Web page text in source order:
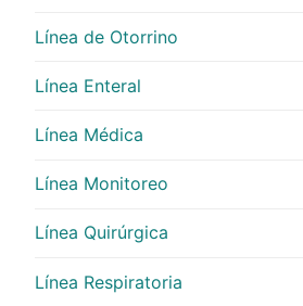
Línea de Otorrino
Línea Enteral
Línea Médica
Línea Monitoreo
Línea Quirúrgica
Línea Respiratoria